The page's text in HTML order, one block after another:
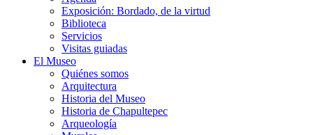
Exposición: Bordado, de la virtud
Biblioteca
Servicios
Visitas guiadas
El Museo
Quiénes somos
Arquitectura
Historia del Museo
Historia de Chapultepec
Arqueología